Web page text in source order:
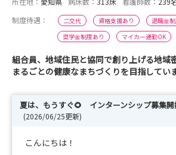
制度待遇：
二交代 資格支援あり
退職金
奨学金制度あり
マイカー通勤OK
組合員、地域住民と協同で創り上げる地域
まるごとの健康なまちづくりを目指してい
夏は、もうすぐ🌻 インターンシップ募集開
(2026/06/25更新)
こんにちは！